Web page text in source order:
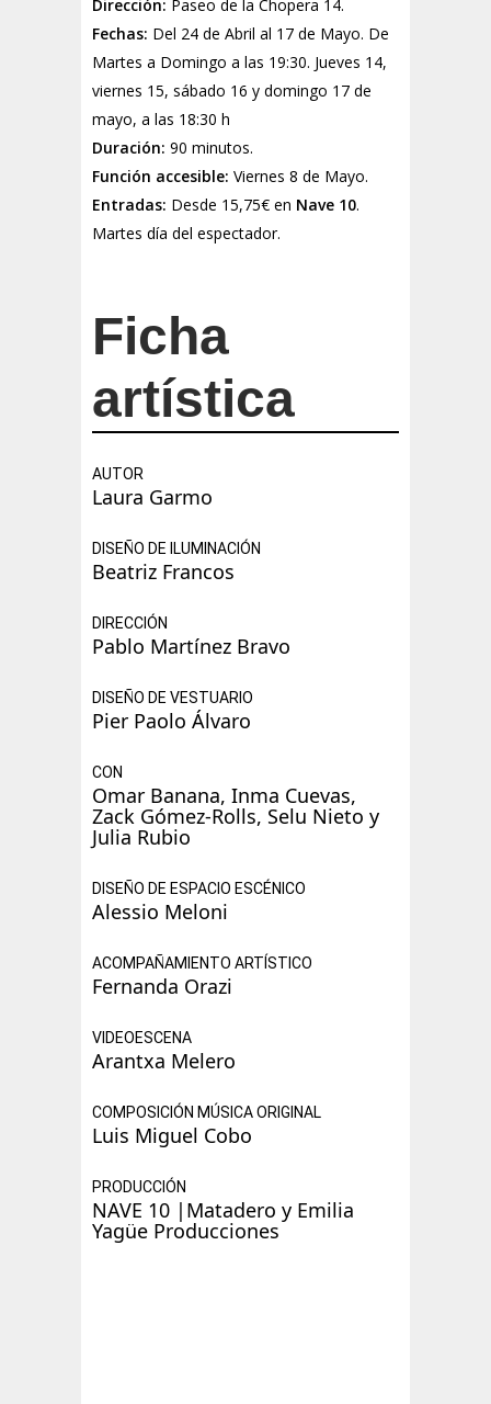
Dirección: Paseo de la Chopera 14.
Fechas: Del 24 de Abril al 17 de Mayo. De
Martes a Domingo a las 19:30. Jueves 14,
viernes 15, sábado 16 y domingo 17 de
mayo, a las 18:30 h
Duración: 90 minutos.
Función accesible: Viernes 8 de Mayo.
Entradas: Desde 15,75€ en Nave 10.
Martes día del espectador.
Ficha
artística
AUTOR
Laura Garmo
DISEÑO DE ILUMINACIÓN
Beatriz Francos
DIRECCIÓN
Pablo Martínez Bravo
DISEÑO DE VESTUARIO
Pier Paolo Álvaro
CON
Omar Banana, Inma Cuevas,
Zack Gómez-Rolls, Selu Nieto y
Julia Rubio
DISEÑO DE ESPACIO ESCÉNICO
Alessio Meloni
ACOMPAÑAMIENTO ARTÍSTICO
Fernanda Orazi
VIDEOESCENA
Arantxa Melero
COMPOSICIÓN MÚSICA ORIGINAL
Luis Miguel Cobo
PRODUCCIÓN
NAVE 10 |Matadero y Emilia
Yagüe Producciones